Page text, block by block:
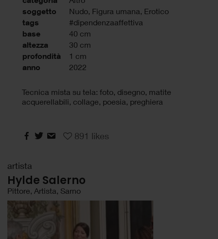
soggetto Nudo, Figura umana, Erotico
tags #dipendenzaaffettiva
base 40 cm
altezza 30 cm
profondità 1 cm
anno 2022
Tecnica mista su tela: foto, disegno, matite
acquerellabili, collage, poesia, preghiera
891 likes
artista
Hylde Salerno
Pittore, Artista, Sarno